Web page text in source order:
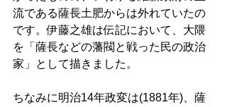
流である薩長土肥からは外れていたの
です。伊藤之雄は伝記において、大隈
を「薩長などの藩閥と戦った民の政治
家」として描きました。
ちなみに明治14年政変は(1881年)、薩